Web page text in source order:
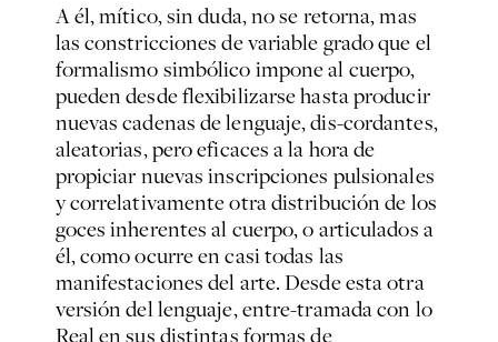
A él, mítico, sin duda, no se retorna, mas
las constricciones de variable grado que el
formalismo simbólico impone al cuerpo,
pueden desde flexibilizarse hasta producir
nuevas cadenas de lenguaje, dis-cordantes,
aleatorias, pero eficaces a la hora de
propiciar nuevas inscripciones pulsionales
y correlativamente otra distribución de los
goces inherentes al cuerpo, o articulados a
él, como ocurre en casi todas las
manifestaciones del arte. Desde esta otra
versión del lenguaje, entre-tramada con lo
Real en sus distintas formas de